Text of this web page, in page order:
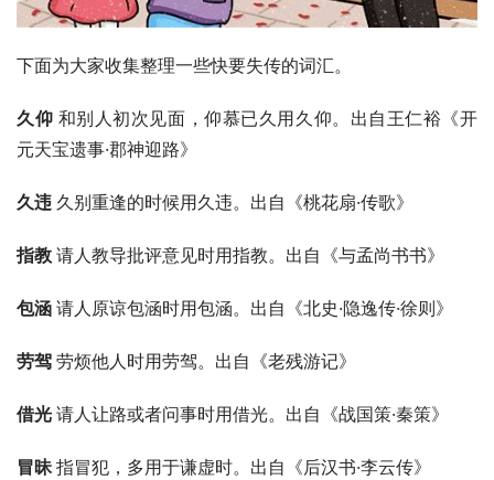
下面为大家收集整理一些快要失传的词汇。
久仰 和别人初次见面，仰慕已久用久仰。出自王仁裕《开
元天宝遗事·郡神迎路》
久违 久别重逢的时候用久违。出自《桃花扇·传歌》
指教 请人教导批评意见时用指教。出自《与孟尚书书》
包涵 请人原谅包涵时用包涵。出自《北史·隐逸传·徐则》
劳驾 劳烦他人时用劳驾。出自《老残游记》
借光 请人让路或者问事时用借光。出自《战国策·秦策》
冒昧 指冒犯，多用于谦虚时。出自《后汉书·李云传》